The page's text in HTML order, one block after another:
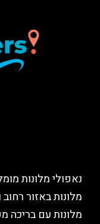
נאפולי מלונות
מלונות באזור
מלונות עם בריכה